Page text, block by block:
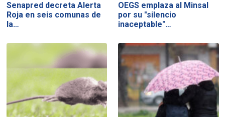
Senapred decreta Alerta
Roja en seis comunas de
la…
OEGS emplaza al Minsal
por su "silencio
inaceptable"…